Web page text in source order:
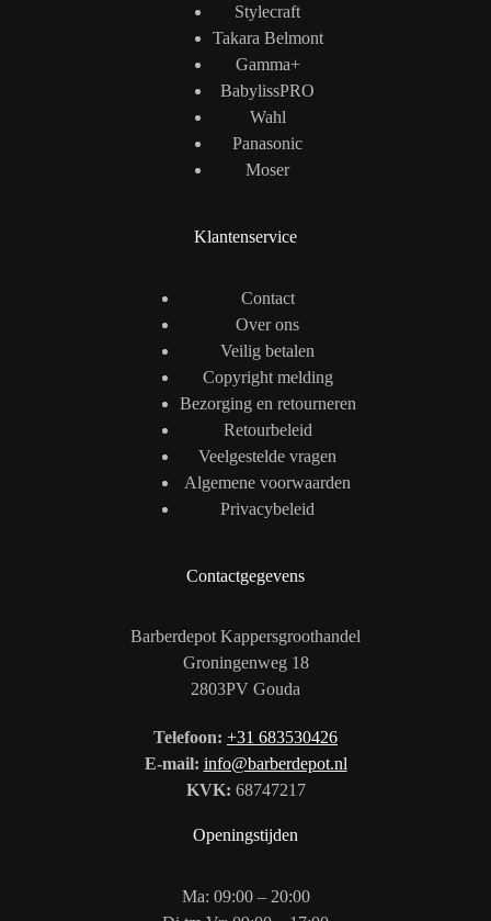
Stylecraft
Takara Belmont
Gamma+
BabylissPRO
Wahl
Panasonic
Moser
Klantenservice
Contact
Over ons
Veilig betalen
Copyright melding
Bezorging en retourneren
Retourbeleid
Veelgestelde vragen
Algemene voorwaarden
Privacybeleid
Contactgegevens
Barberdepot Kappersgroothandel
Groningenweg 18
2803PV Gouda
Telefoon: +31 683530426
E-mail: info@barberdepot.nl
KVK: 68747217
Openingstijden
Ma: 09:00 – 20:00